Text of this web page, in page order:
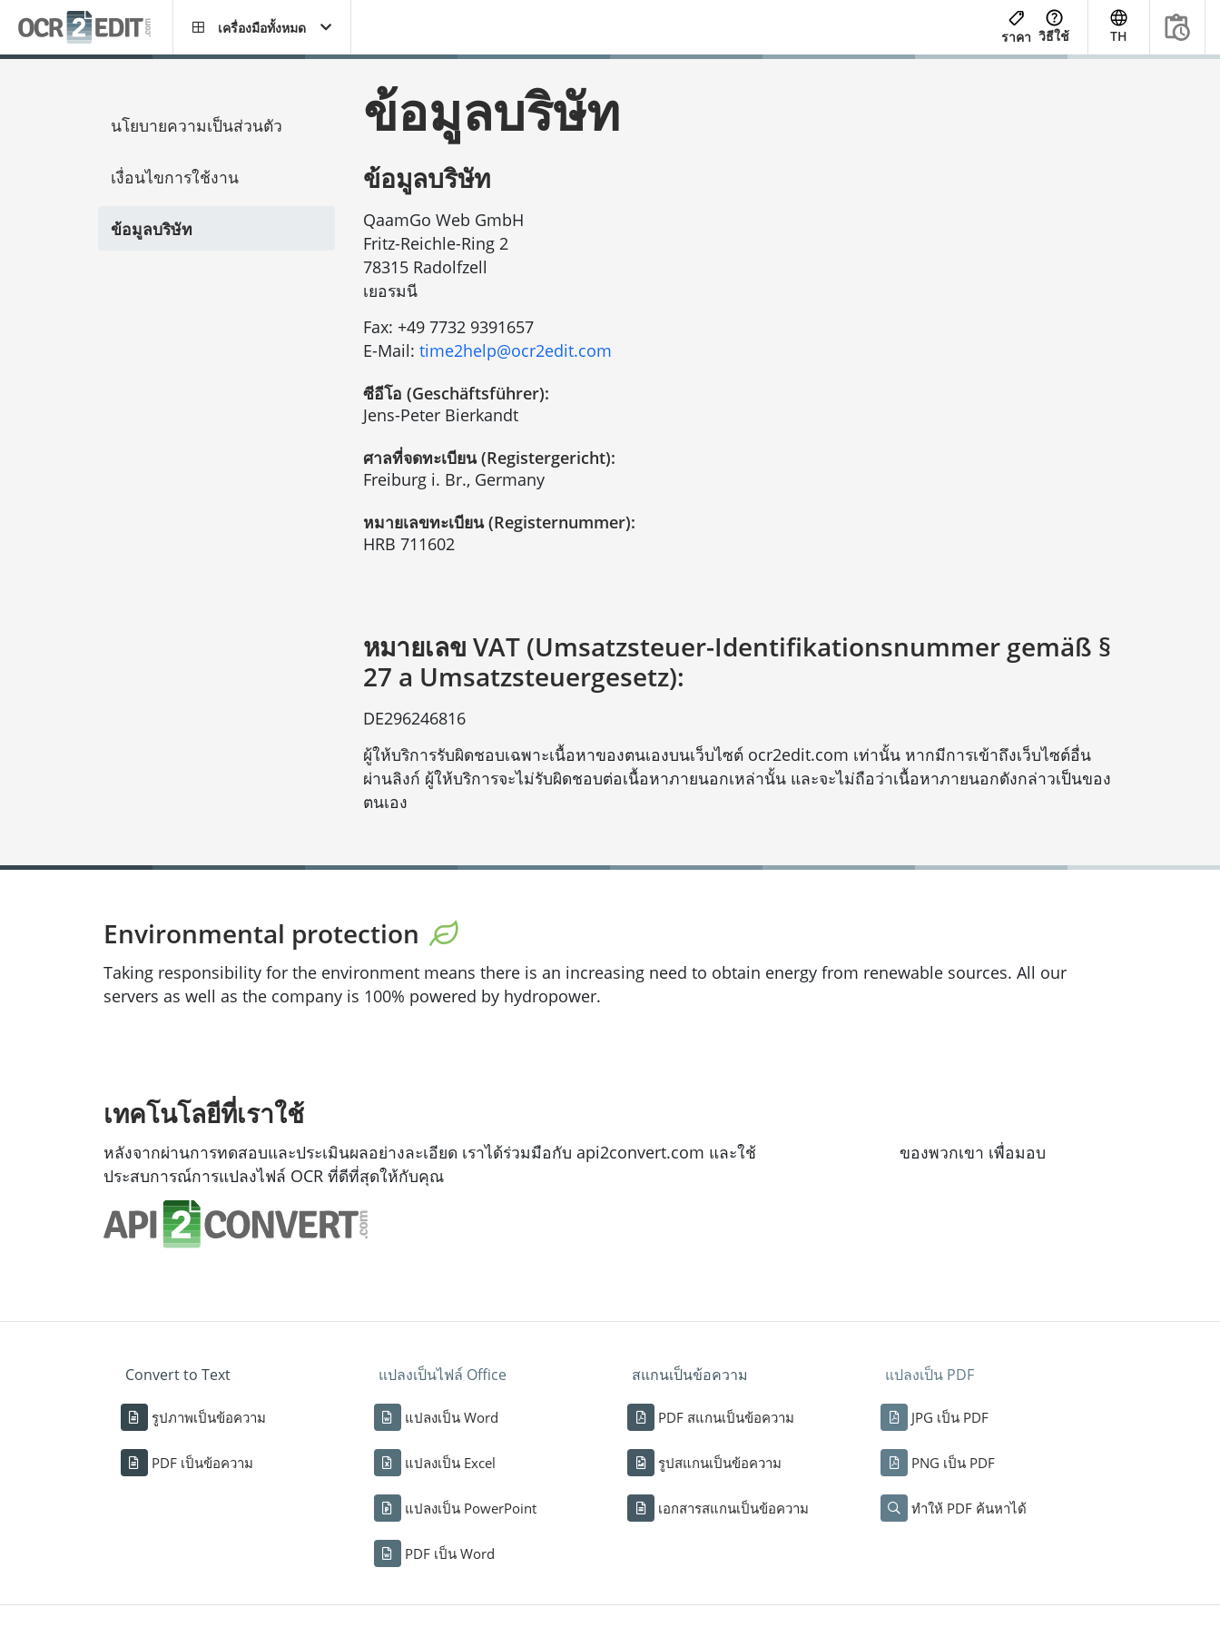
เครื่องมือทั้งหมด
ราคา วิธีใช้ TH
นโยบายความเป็นส่วนตัว
เงื่อนไขการใช้งาน
ข้อมูลบริษัท
ข้อมูลบริษัท
ข้อมูลบริษัท
QaamGo Web GmbH
Fritz-Reichle-Ring 2
78315 Radolfzell
เยอรมนี
Fax: +49 7732 9391657
E-Mail:time2help@ocr2edit.com
ซีอีโอ (Geschäftsführer):
Jens-Peter Bierkandt
ศาลที่จดทะเบียน (Registergericht):
Freiburg i. Br., Germany
หมายเลขทะเบียน (Registernummer):
HRB 711602
หมายเลข VAT (Umsatzsteuer-Identifikationsnummer gemäß §
27 a Umsatzsteuergesetz):
DE296246816
ผู้ให้บริการรับผิดชอบเฉพาะเนื้อหาของตนเองบนเว็บไซต์ ocr2edit.com เท่านั้น หากมีการเข้าถึงเว็บไซต์อื่น
ผ่านลิงก์ ผู้ให้บริการจะไม่รับผิดชอบต่อเนื้อหาภายนอกเหล่านั้น และจะไม่ถือว่าเนื้อหาภายนอกดังกล่าวเป็นของ
ตนเอง
Environmental protection
Taking responsibility for the environment means there is an increasing need to obtain energy from renewable sources. All our
servers as well as the company is 100% powered by hydropower.
เทคโนโลยีที่เราใช้
หลังจากผ่านการทดสอบและประเมินผลอย่างละเอียด เราได้ร่วมมือกับ api2convert.com และใช้
ของพวกเขา เพื่อมอบ
ประสบการณ์การแปลงไฟล์ OCR ที่ดีที่สุดให้กับคุณ
Convert to Text
รูปภาพเป็นข้อความ
PDF เป็นข้อความ
แปลงเป็นไฟล์ Office
แปลงเป็น Word
แปลงเป็น Excel
แปลงเป็น PowerPoint
PDF เป็น Word
สแกนเป็นข้อความ
PDF สแกนเป็นข้อความ
รูปสแกนเป็นข้อความ
เอกสารสแกนเป็นข้อความ
แปลงเป็น PDF
JPG เป็น PDF
PNG เป็น PDF
ทำให้ PDF ค้นหาได้